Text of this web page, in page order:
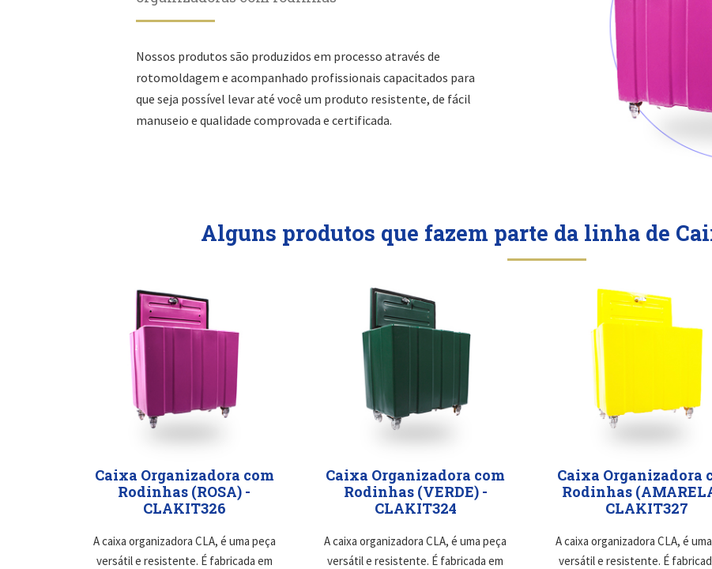
Nossos produtos são produzidos em processo através de
rotomoldagem e acompanhado profissionais capacitados para
que seja possível levar até você um produto resistente, de fácil
manuseio e qualidade comprovada e certificada.
Alguns produtos que fazem parte da linha de
Caixa Organizadora com
Rodinhas (ROSA) -
CLAKIT326
A caixa organizadora CLA, é uma peça
versátil e resistente. É fabricada em
Caixa Organizadora com
Rodinhas (VERDE) -
CLAKIT324
A caixa organizadora CLA, é uma peça
versátil e resistente. É fabricada em
Caixa Organizadora
Rodinhas
CLAKIT327
A caixa organizadora CLA, é
versátil e resistente. É